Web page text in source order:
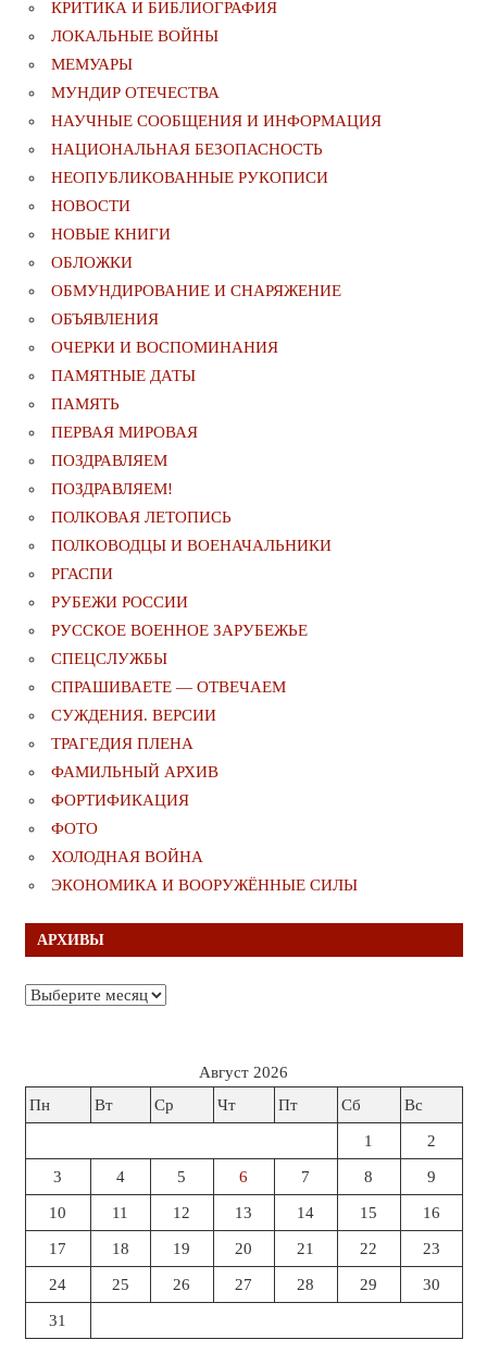
КРИТИКА И БИБЛИОГРАФИЯ
ЛОКАЛЬНЫЕ ВОЙНЫ
МЕМУАРЫ
МУНДИР ОТЕЧЕСТВА
НАУЧНЫЕ СООБЩЕНИЯ И ИНФОРМАЦИЯ
НАЦИОНАЛЬНАЯ БЕЗОПАСНОСТЬ
НЕОПУБЛИКОВАННЫЕ РУКОПИСИ
НОВОСТИ
НОВЫЕ КНИГИ
ОБЛОЖКИ
ОБМУНДИРОВАНИЕ И СНАРЯЖЕНИЕ
ОБЪЯВЛЕНИЯ
ОЧЕРКИ И ВОСПОМИНАНИЯ
ПАМЯТНЫЕ ДАТЫ
ПАМЯТЬ
ПЕРВАЯ МИРОВАЯ
ПОЗДРАВЛЯЕМ
ПОЗДРАВЛЯЕМ!
ПОЛКОВАЯ ЛЕТОПИСЬ
ПОЛКОВОДЦЫ И ВОЕНАЧАЛЬНИКИ
РГАСПИ
РУБЕЖИ РОССИИ
РУССКОЕ ВОЕННОЕ ЗАРУБЕЖЬЕ
СПЕЦСЛУЖБЫ
СПРАШИВАЕТЕ — ОТВЕЧАЕМ
СУЖДЕНИЯ. ВЕРСИИ
ТРАГЕДИЯ ПЛЕНА
ФАМИЛЬНЫЙ АРХИВ
ФОРТИФИКАЦИЯ
ФОТО
ХОЛОДНАЯ ВОЙНА
ЭКОНОМИКА И ВООРУЖЁННЫЕ СИЛЫ
АРХИВЫ
Архивы
Август 2026
Пн
Вт Ср Чт Пт Сб Вс
1 2
3 4 5 6 7 8 9
10 11 12 13 14 15 16
17 18 19 20 21 22 23
24 25 26 27 28 29 30
31